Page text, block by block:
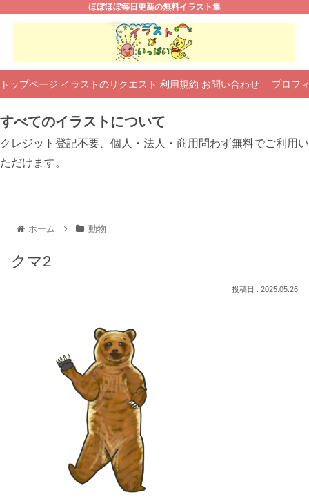
ほぼほぼ毎日更新の無料イラスト集
トップページ イラストのリクエスト 利用規約 お問い合わせ プロフ
すべてのイラストについて
クレジット登記不要、個人・法人・商用問わず無料でご利用い
ただけます。
ホーム 動物
クマ2
2025.05.26